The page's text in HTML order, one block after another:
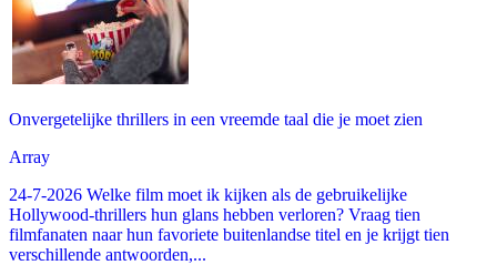
Onvergetelijke thrillers in een vreemde taal die je moet zien
Array
24-7-2026 Welke film moet ik kijken als de gebruikelijke
Hollywood-thrillers hun glans hebben verloren? Vraag tien
filmfanaten naar hun favoriete buitenlandse titel en je krijgt tien
verschillende antwoorden,...